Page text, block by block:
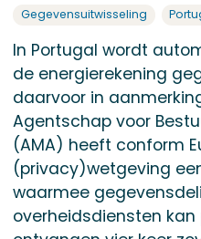
Gegevensuitwisseling
In Portugal wordt
de energierekening
daarvoor in
Agentschap voor
(AMA) heeft conform
(privacy)wetgeving
waarmee
overheidsdiensten